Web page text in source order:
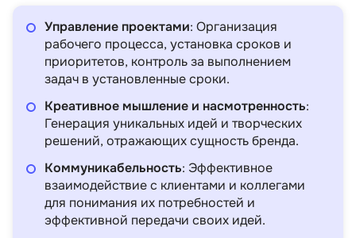
Управление проектами: Организация
рабочего процесса, установка сроков и
приоритетов, контроль за выполнением
задач в установленные сроки.
Креативное мышление и насмотренность:
Генерация уникальных идей и творческих
решений, отражающих сущность бренда.
Коммуникабельность: Эффективное
взаимодействие с клиентами и коллегами
для понимания их потребностей и
эффективной передачи своих идей.